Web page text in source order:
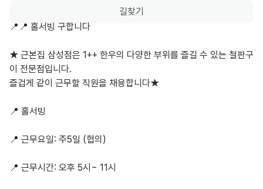
길찾기
📍📍 홀서빙 구합니다
★ 근본집 삼성점은 1++ 한우의 다양한 부위를 즐길 수 있는 철판구
이 전문점입니다.
즐겁게 같이 근무할 직원을 채용합니다★
📍 홀서빙
📍 근무요일: 주5일 (협의)
📍 근무시간: 오후 5시~ 11시